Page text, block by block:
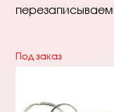
Под заказ